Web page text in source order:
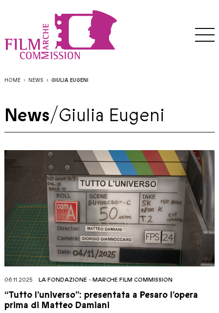
HOME NEWS GIULIA EUGENI
News/Giulia Eugeni
06.11.2025 LA FONDAZIONE - MARCHE FILM COMMISSION
“Tutto l’universo”: presentata a Pesaro l’opera
prima di Matteo Damiani